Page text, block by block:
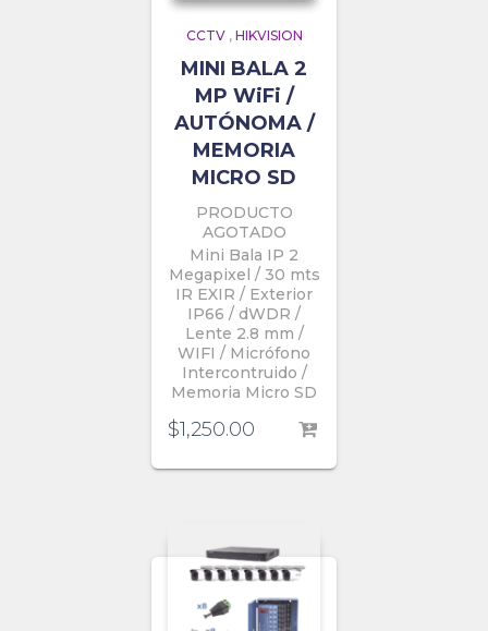
CCTV, HIKVISION
MINI BALA 2
MP WiFi /
AUTÓNOMA /
MEMORIA
MICRO SD
PRODUCTO
AGOTADO
Mini Bala IP 2
Megapixel / 30 mts
IR EXIR / Exterior
IP66 / dWDR /
Lente 2.8 mm /
WIFI / Micrófono
Intercontruido /
Memoria Micro SD
$1,250.00